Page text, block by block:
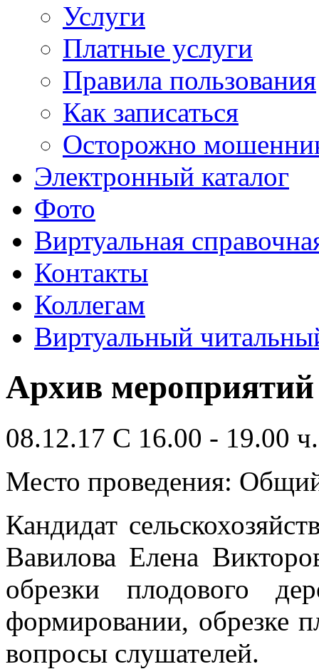
Услуги
Платные услуги
Правила пользования
Как записаться
Осторожно
Электронный каталог
Фото
Виртуальная
Контакты
Коллегам
Виртуальный
Архив мероприятий
08.12.17 С 16.00 - 19.00 ч.
Место проведения:
Кандидат
Вавилова Елена
обрезки плодового
формировании, обрезке
вопросы слушателей.